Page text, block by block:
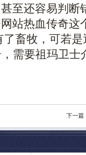
至还容易判断
网站热血传奇这
畜牧，可若
需要祖玛卫士
下一篇